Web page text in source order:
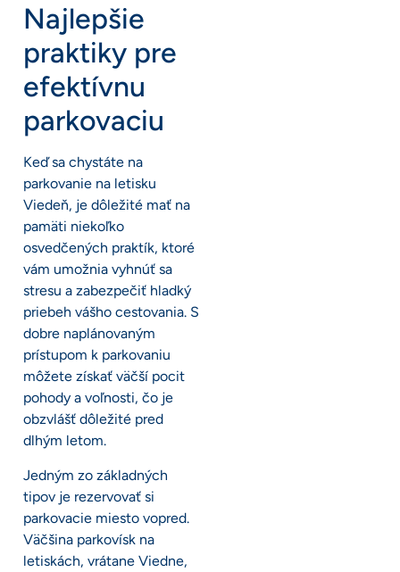
Najlepšie
praktiky pre
efektívnu
parkovaciu
Keď sa chystáte na
parkovanie na letisku
Viedeň, je dôležité mať na
pamäti niekoľko
osvedčených praktík, ktoré
vám umožnia vyhnúť sa
stresu a zabezpečiť hladký
priebeh vášho cestovania. S
dobre naplánovaným
prístupom k parkovaniu
môžete získať väčší pocit
pohody a voľnosti, čo je
obzvlášť dôležité pred
dlhým letom.
Jedným zo základných
tipov je rezervovať si
parkovacie miesto vopred.
Väčšina parkovísk na
letiskách, vrátane Viedne,